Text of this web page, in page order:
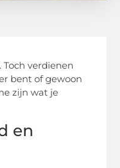
verdienen
bent of gewoon
zijn wat je
en